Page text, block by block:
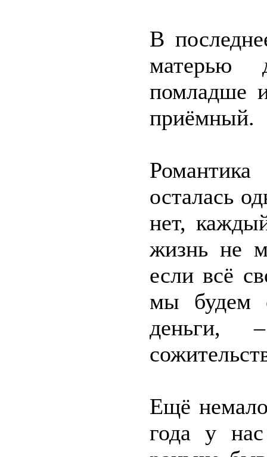
В
матерью
помладше
приёмный.
осталась
нет,
жизнь не
если всё
мы будем
деньги,
Ещё
года у